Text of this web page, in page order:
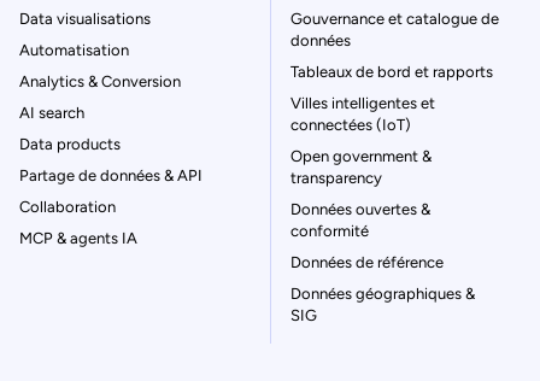
Data visualisations
Automatisation
Analytics & Conversion
AI search
Data products
Partage de données & API
Collaboration
MCP & agents IA
Gouvernance et catalogue de
données
Tableaux de bord et rapports
Villes intelligentes et
connectées (IoT)
Open government &
transparency
Données ouvertes &
conformité
Données de référence
Données géographiques &
SIG